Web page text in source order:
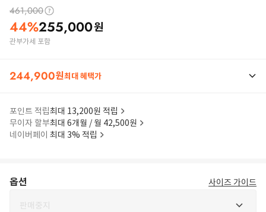
461,000
44%255,000원
관부가세 포함
244,900원최대 혜택가
포인트 적립최대 13,200원 적립
무이자 할부최대 6개월 / 월 42,500원
네이버페이 최대 3% 적립
옵션 사이즈 가이드
판매중지